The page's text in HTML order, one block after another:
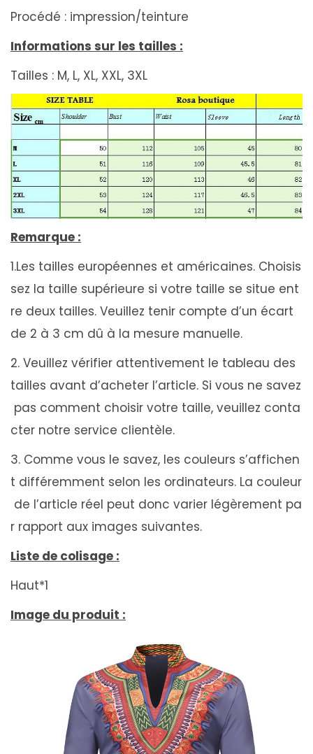
Procédé : impression/teinture
Informations sur les tailles :
Tailles : M, L, XL, XXL, 3XL
Remarque :
1.Les tailles européennes et américaines. Choisis
sez la taille supérieure si votre taille se situe ent
re deux tailles. Veuillez tenir compte d’un écart
de 2 à 3 cm dû à la mesure manuelle.
2. Veuillez vérifier attentivement le tableau des
tailles avant d’acheter l’article. Si vous ne savez
pas comment choisir votre taille, veuillez conta
cter notre service clientèle.
3. Comme vous le savez, les couleurs s’affichen
t différemment selon les ordinateurs. La couleur
de l’article réel peut donc varier légèrement pa
r rapport aux images suivantes.
Liste de colisage :
Haut*1
Image du produit :